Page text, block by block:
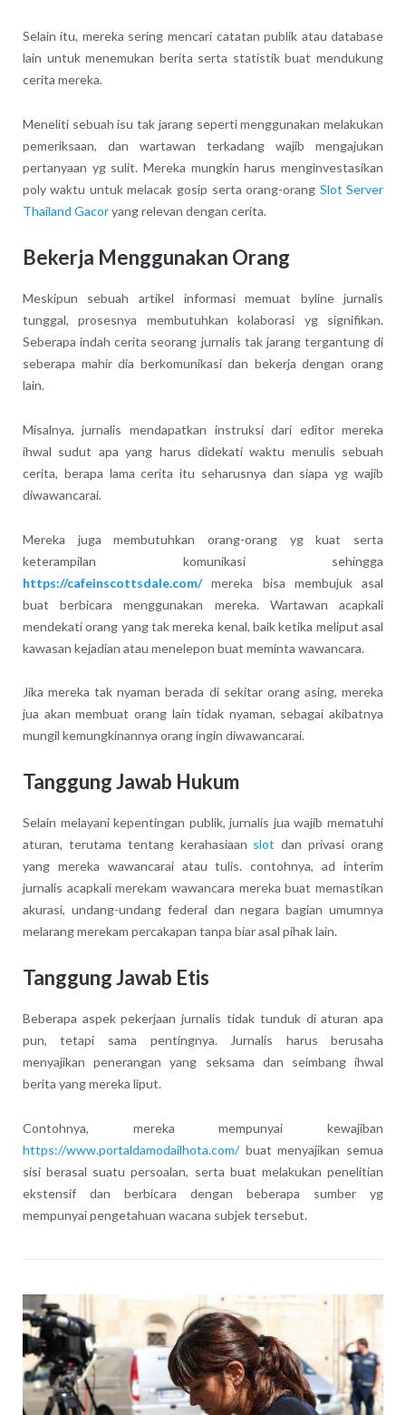
Selain itu, mereka sering mencari catatan publik atau database
lain untuk menemukan berita serta statistik buat mendukung
cerita mereka.
Meneliti sebuah isu tak jarang seperti menggunakan melakukan
pemeriksaan, dan wartawan terkadang wajib mengajukan
pertanyaan yg sulit. Mereka mungkin harus menginvestasikan
poly waktu untuk melacak gosip serta orang-orang Slot Server
Thailand Gacoryang relevan dengan cerita.
Bekerja Menggunakan Orang
Meskipun sebuah artikel informasi memuat byline jurnalis
tunggal, prosesnya membutuhkan kolaborasi yg signifikan.
Seberapa indah cerita seorang jurnalis tak jarang tergantung di
seberapa mahir dia berkomunikasi dan bekerja dengan orang
lain.
Misalnya, jurnalis mendapatkan instruksi dari editor mereka
ihwal sudut apa yang harus didekati waktu menulis sebuah
cerita, berapa lama cerita itu seharusnya dan siapa yg wajib
diwawancarai.
Mereka juga membutuhkan orang-orang yg kuat serta
keterampilan komunikasi sehingga
https://cafeinscottsdale.com/mereka bisa membujuk asal
buat berbicara menggunakan mereka. Wartawan acapkali
mendekati orang yang tak mereka kenal, baik ketika meliput asal
kawasan kejadian atau menelepon buat meminta wawancara.
Jika mereka tak nyaman berada di sekitar orang asing, mereka
jua akan membuat orang lain tidak nyaman, sebagai akibatnya
mungil kemungkinannya orang ingin diwawancarai.
Tanggung Jawab Hukum
Selain melayani kepentingan publik, jurnalis jua wajib mematuhi
aturan, terutama tentang kerahasiaan slot dan privasi orang
yang mereka wawancarai atau tulis. contohnya, ad interim
jurnalis acapkali merekam wawancara mereka buat memastikan
akurasi, undang-undang federal dan negara bagian umumnya
melarang merekam percakapan tanpa biar asal pihak lain.
Tanggung Jawab Etis
Beberapa aspek pekerjaan jurnalis tidak tunduk di aturan apa
pun, tetapi sama pentingnya. Jurnalis harus berusaha
menyajikan penerangan yang seksama dan seimbang ihwal
berita yang mereka liput.
Contohnya, mereka mempunyai kewajiban
https://www.portaldamodailhota.com/buat menyajikan semua
sisi berasal suatu persoalan, serta buat melakukan penelitian
ekstensif dan berbicara dengan beberapa sumber yg
mempunyai pengetahuan wacana subjek tersebut.